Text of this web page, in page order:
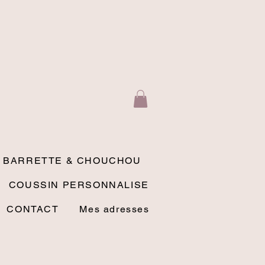
BARRETTE & CHOUCHOU
COUSSIN PERSONNALISE
CONTACT Mes adresses